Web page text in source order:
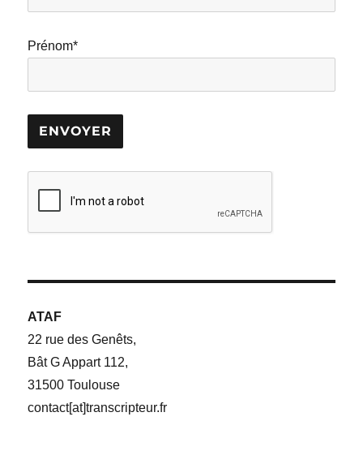
Prénom*
ATAF
22 rue des Genêts,
Bât G Appart 112,
31500 Toulouse
contact[at]transcripteur.fr